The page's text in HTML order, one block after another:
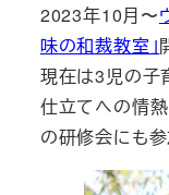
2023年10月〜
味の和裁教室」
現在は3児の子
仕立てへの情
の研修会にも